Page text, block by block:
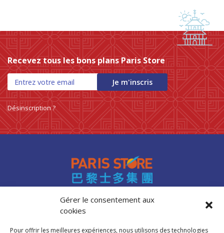
Gérer le consentement aux
cookies
Pour offrir les meilleures expériences, nous utilisons des technologies
Recevez tous les bons plans Paris Store
Je m'inscris
Désinscription ?
Accès professionnels